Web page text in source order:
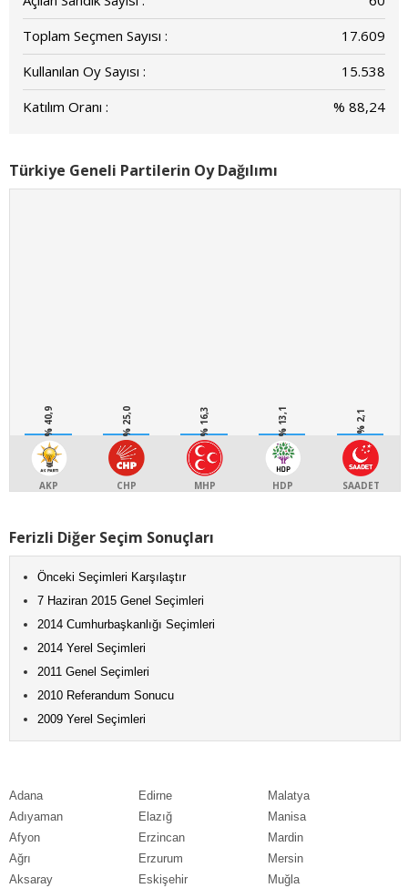
Adana
Adıyaman
Afyon
Ağrı
Aksaray
Edirne
Elazığ
Erzincan
Erzurum
Eskişehir
Malatya
Manisa
Mardin
Mersin
Muğla
Toplam Seçmen Sayısı :
17.609
Kullanılan Oy Sayısı :
15.538
Katılım Oranı :
% 88,24
Türkiye Geneli Partilerin Oy Dağılımı
% 40,9
AKP
% 25,0
CHP
% 16,3
MHP
% 13,1
HDP
% 2,1
SAADET
Ferizli Diğer Seçim Sonuçları
Önceki Seçimleri Karşılaştır
7 Haziran 2015 Genel Seçimleri
2014 Cumhurbaşkanlığı Seçimleri
2014 Yerel Seçimleri
2011 Genel Seçimleri
2010 Referandum Sonucu
2009 Yerel Seçimleri